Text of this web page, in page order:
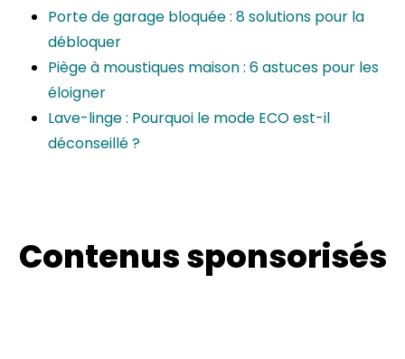
Porte de garage bloquée : 8 solutions pour la
débloquer
Piège à moustiques maison : 6 astuces pour les
éloigner
Lave-linge : Pourquoi le mode ECO est-il
déconseillé ?
Contenus sponsorisés